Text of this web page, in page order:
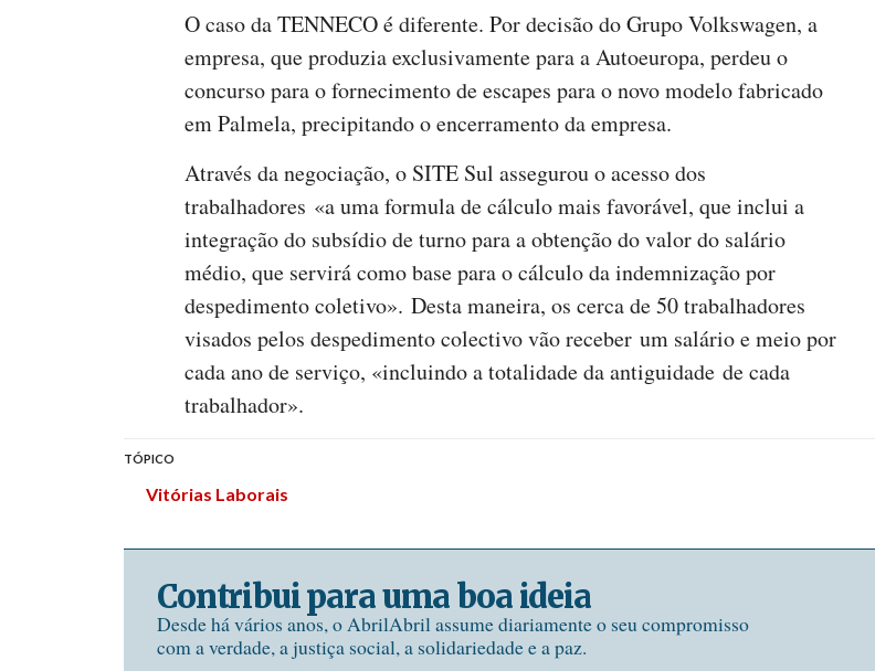
O caso da TENNECO é diferente. Por decisão do Grupo Volkswagen, a
empresa, que produzia exclusivamente para a Autoeuropa, perdeu o
concurso para o fornecimento de escapes para o novo modelo fabricado
em Palmela, precipitando o encerramento da empresa.
Através da negociação, o SITE Sul assegurou o acesso dos
trabalhadores «a uma formula de cálculo mais favorável, que inclui a
integração do subsídio de turno para a obtenção do valor do salário
médio, que servirá como base para o cálculo da indemnização por
despedimento coletivo». Desta maneira, os cerca de 50 trabalhadores
visados pelos despedimento colectivo vão receber um salário e meio por
cada ano de serviço, «incluindo a totalidade da antiguidade de cada
trabalhador».
TÓPICO
Vitórias Laborais
Contribui para uma boa ideia
Desde há vários anos, o AbrilAbril assume diariamente o seu compromisso
com a verdade, a justiça social, a solidariedade e a paz.